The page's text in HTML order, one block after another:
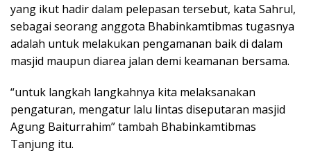
yang ikut hadir dalam pelepasan tersebut, kata Sahrul,
sebagai seorang anggota Bhabinkamtibmas tugasnya
adalah untuk melakukan pengamanan baik di dalam
masjid maupun diarea jalan demi keamanan bersama.
“untuk langkah langkahnya kita melaksanakan
pengaturan, mengatur lalu lintas diseputaran masjid
Agung Baiturrahim” tambah Bhabinkamtibmas
Tanjung itu.